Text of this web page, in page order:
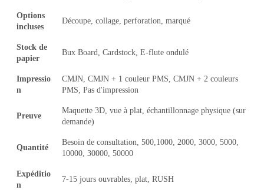
Options
incluses
Découpe, collage, perforation, marqué
Stock de
papier
Bux Board, Cardstock, E-flute ondulé
Impressio
n
CMJN, CMJN + 1 couleur PMS, CMJN + 2 couleurs
PMS, Pas d'impression
Preuve
Maquette 3D, vue à plat, échantillonnage physique (sur
demande)
Quantité
Besoin de consultation, 500,1000, 2000, 3000, 5000,
10000, 30000, 50000
Expéditio
n
7-15 jours ouvrables, plat, RUSH